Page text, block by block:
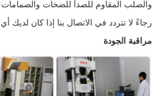
والصلب المقاوم للصدأ للضخات والصمامات
رجاءً لا تتردد في الاتصال بنا إذا كان لديك
مراقبة الجودة